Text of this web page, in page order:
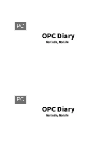
PC
PC